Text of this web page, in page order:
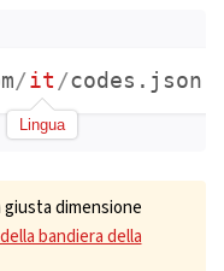
/it
Lingua
/codes.json
dimensione
bandiera della